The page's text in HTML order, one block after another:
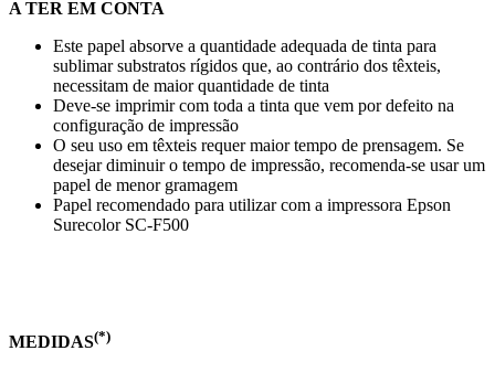
A TER EM CONTA
Este papel absorve a quantidade adequada de tinta para
sublimar substratos rígidos que, ao contrário dos têxteis,
necessitam de maior quantidade de tinta
Deve-se imprimir com toda a tinta que vem por defeito na
configuração de impressão
O seu uso em têxteis requer maior tempo de prensagem. Se
desejar diminuir o tempo de impressão, recomenda-se usar um
papel de menor gramagem
Papel recomendado para utilizar com a impressora Epson
Surecolor SC-F500
MEDIDAS(*)